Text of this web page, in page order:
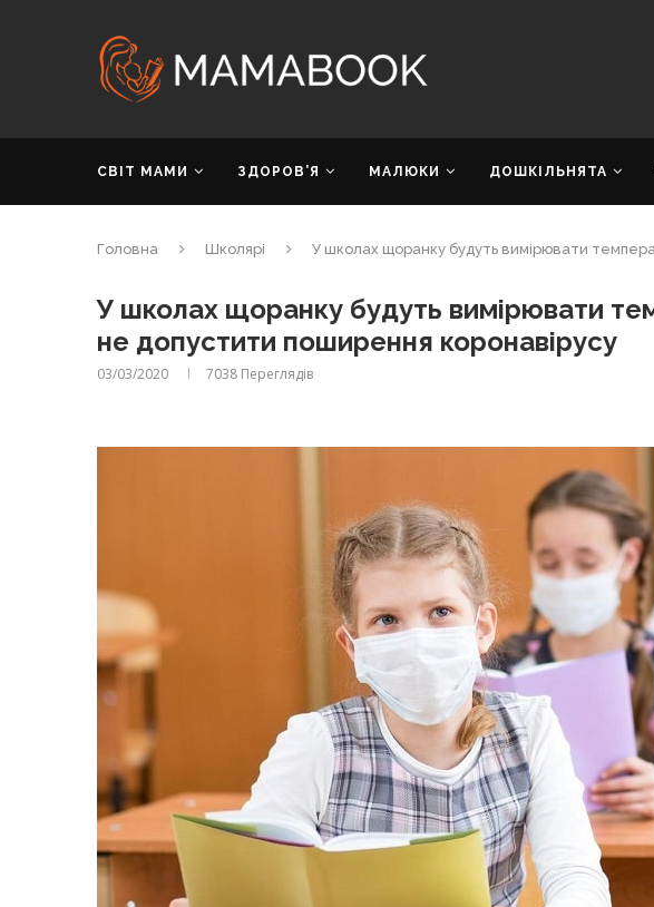
СВІТ МАМИ ЗДОРОВ’Я МАЛЮКИ ДОШКІЛЬНЯТА
Головна Школярі У школах щоранку будуть вимірювати
У школах щоранку будуть вимірювати
не допустити поширення коронавірусу
03/03/2020 7038 Переглядів
принимать
никакого кипятка
Лікарі назвали симптоми
коронавірусу в дітей
14/Бер/2020